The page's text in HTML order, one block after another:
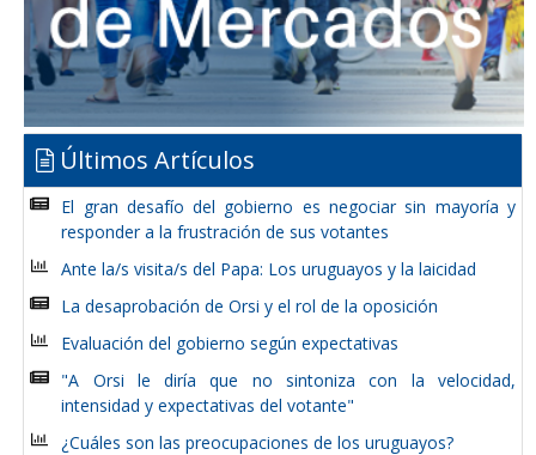
Últimos Artículos
El gran desafío del gobierno es negociar sin mayoría y
responder a la frustración de sus votantes
Ante la/s visita/s del Papa: Los uruguayos y la laicidad
La desaprobación de Orsi y el rol de la oposición
Evaluación del gobierno según expectativas
"A Orsi le diría que no sintoniza con la velocidad,
intensidad y expectativas del votante"
¿Cuáles son las preocupaciones de los uruguayos?